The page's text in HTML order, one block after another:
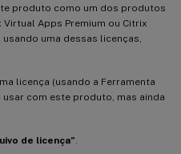
produto como um dos produtos
Apps Premium ou Citrix
uma dessas licenças,
licença (usando a Ferramenta
usar com este produto, mas ainda
de licença”